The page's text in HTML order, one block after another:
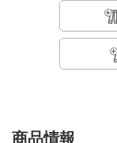
商品情報